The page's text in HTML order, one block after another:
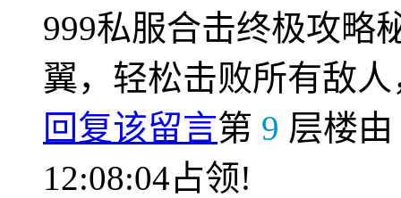
999私服合击终极攻略
翼，轻松击败所有敌
回复该留言第 9 层楼由
12:08:04占领!